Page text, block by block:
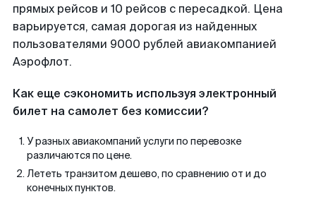
прямых рейсов и 10 рейсов с пересадкой. Цена
варьируется, самая дорогая из найденных
пользователями 9000 рублей авиакомпанией
Аэрофлот.
Как еще сэкономить используя электронный
билет на самолет без комиссии?
У разных авиакомпаний услуги по перевозке
различаются по цене.
Лететь транзитом дешево, по сравнению от и до
конечных пунктов.